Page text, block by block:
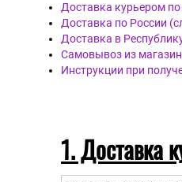
Доставка курьером
Доставка по России
Доставка в
Самовывоз из
Инструкции при
1. Доставка